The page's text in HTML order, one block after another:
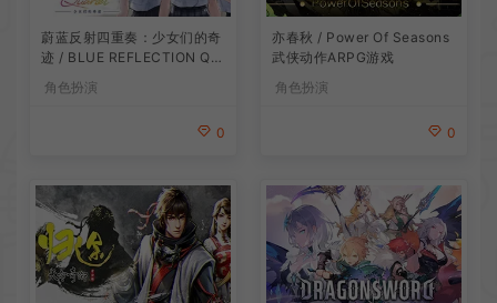
蔚蓝反射四重奏：少女们的奇
迹 / BLUE REFLECTION Qu
角色扮演
0
亦春秋 / Power Of Seasons
武侠动作ARPG游戏
角色扮演
0